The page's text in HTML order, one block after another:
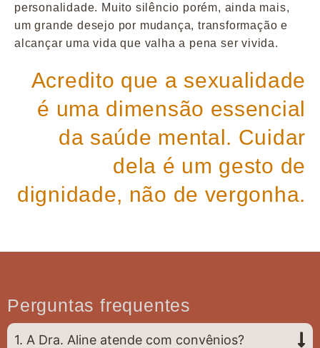
personalidade. Muito silêncio porém, ainda mais,
um grande desejo por mudança, transformação e
alcançar uma vida que valha a pena ser vivida.
Acredito que a sexualidade
é uma dimensão essencial
da saúde mental. Cuidar
dela é um gesto de
dignidade, não de vergonha.
Perguntas frequentes
1. A Dra. Aline atende com convênios?